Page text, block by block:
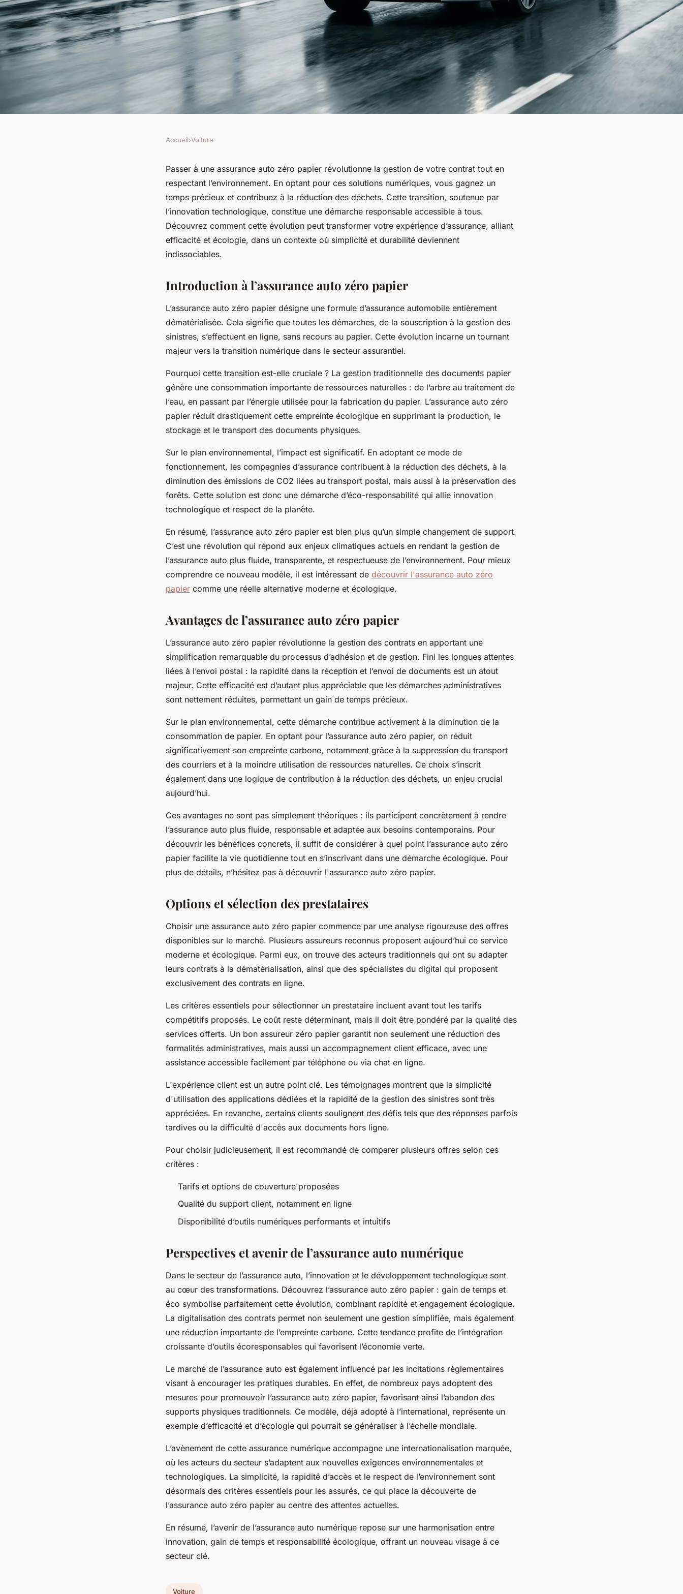
Découvrez l'assurance auto zéro
papier : gain de temps et éco
Accueil›Voiture
Passer à une assurance auto zéro papier révolutionne la gestion de votre contrat tout en
respectant l’environnement. En optant pour ces solutions numériques, vous gagnez un
temps précieux et contribuez à la réduction des déchets. Cette transition, soutenue par
l’innovation technologique, constitue une démarche responsable accessible à tous.
Découvrez comment cette évolution peut transformer votre expérience d’assurance, alliant
efficacité et écologie, dans un contexte où simplicité et durabilité deviennent
indissociables.
Introduction à l’assurance auto zéro papier
L’assurance auto zéro papier désigne une formule d’assurance automobile entièrement
dématérialisée. Cela signifie que toutes les démarches, de la souscription à la gestion des
sinistres, s’effectuent en ligne, sans recours au papier. Cette évolution incarne un tournant
majeur vers la transition numérique dans le secteur assurantiel.
Pourquoi cette transition est-elle cruciale ? La gestion traditionnelle des documents papier
génère une consommation importante de ressources naturelles : de l’arbre au traitement de
l’eau, en passant par l’énergie utilisée pour la fabrication du papier. L’assurance auto zéro
papier réduit drastiquement cette empreinte écologique en supprimant la production, le
stockage et le transport des documents physiques.
Sur le plan environnemental, l’impact est significatif. En adoptant ce mode de
fonctionnement, les compagnies d’assurance contribuent à la réduction des déchets, à la
diminution des émissions de CO2 liées au transport postal, mais aussi à la préservation des
forêts. Cette solution est donc une démarche d’éco-responsabilité qui allie innovation
technologique et respect de la planète.
En résumé, l’assurance auto zéro papier est bien plus qu’un simple changement de support.
C’est une révolution qui répond aux enjeux climatiques actuels en rendant la gestion de
l’assurance auto plus fluide, transparente, et respectueuse de l’environnement. Pour mieux
comprendre ce nouveau modèle, il est intéressant de découvrir l'assurance auto zéro
papier comme une réelle alternative moderne et écologique.
Avantages de l’assurance auto zéro papier
L’assurance auto zéro papier révolutionne la gestion des contrats en apportant une
simplification remarquable du processus d’adhésion et de gestion. Fini les longues attentes
liées à l’envoi postal : la rapidité dans la réception et l’envoi de documents est un atout
majeur. Cette efficacité est d’autant plus appréciable que les démarches administratives
sont nettement réduites, permettant un gain de temps précieux.
Sur le plan environnemental, cette démarche contribue activement à la diminution de la
consommation de papier. En optant pour l’assurance auto zéro papier, on réduit
significativement son empreinte carbone, notamment grâce à la suppression du transport
des courriers et à la moindre utilisation de ressources naturelles. Ce choix s’inscrit
également dans une logique de contribution à la réduction des déchets, un enjeu crucial
aujourd’hui.
Ces avantages ne sont pas simplement théoriques : ils participent concrètement à rendre
l’assurance auto plus fluide, responsable et adaptée aux besoins contemporains. Pour
découvrir les bénéfices concrets, il suffit de considérer à quel point l’assurance auto zéro
papier facilite la vie quotidienne tout en s’inscrivant dans une démarche écologique. Pour
plus de détails, n’hésitez pas à découvrir l'assurance auto zéro papier.
Options et sélection des prestataires
Choisir une assurance auto zéro papier commence par une analyse rigoureuse des offres
disponibles sur le marché. Plusieurs assureurs reconnus proposent aujourd’hui ce service
moderne et écologique. Parmi eux, on trouve des acteurs traditionnels qui ont su adapter
leurs contrats à la dématérialisation, ainsi que des spécialistes du digital qui proposent
exclusivement des contrats en ligne.
Les critères essentiels pour sélectionner un prestataire incluent avant tout les tarifs
compétitifs proposés. Le coût reste déterminant, mais il doit être pondéré par la qualité des
services offerts. Un bon assureur zéro papier garantit non seulement une réduction des
formalités administratives, mais aussi un accompagnement client efficace, avec une
assistance accessible facilement par téléphone ou via chat en ligne.
L'expérience client est un autre point clé. Les témoignages montrent que la simplicité
d'utilisation des applications dédiées et la rapidité de la gestion des sinistres sont très
appréciées. En revanche, certains clients soulignent des défis tels que des réponses parfois
tardives ou la difficulté d'accès aux documents hors ligne.
Pour choisir judicieusement, il est recommandé de comparer plusieurs offres selon ces
critères :
Tarifs et options de couverture proposées
Qualité du support client, notamment en ligne
Disponibilité d’outils numériques performants et intuitifs
Perspectives et avenir de l’assurance auto numérique
Dans le secteur de l’assurance auto, l’innovation et le développement technologique sont
au cœur des transformations. Découvrez l’assurance auto zéro papier : gain de temps et
éco symbolise parfaitement cette évolution, combinant rapidité et engagement écologique.
La digitalisation des contrats permet non seulement une gestion simplifiée, mais également
une réduction importante de l’empreinte carbone. Cette tendance profite de l’intégration
croissante d’outils écoresponsables qui favorisent l’économie verte.
Le marché de l’assurance auto est également influencé par les incitations règlementaires
visant à encourager les pratiques durables. En effet, de nombreux pays adoptent des
mesures pour promouvoir l’assurance auto zéro papier, favorisant ainsi l’abandon des
supports physiques traditionnels. Ce modèle, déjà adopté à l’international, représente un
exemple d’efficacité et d’écologie qui pourrait se généraliser à l’échelle mondiale.
L’avènement de cette assurance numérique accompagne une internationalisation marquée,
où les acteurs du secteur s’adaptent aux nouvelles exigences environnementales et
technologiques. La simplicité, la rapidité d’accès et le respect de l’environnement sont
désormais des critères essentiels pour les assurés, ce qui place la découverte de
l’assurance auto zéro papier au centre des attentes actuelles.
En résumé, l’avenir de l’assurance auto numérique repose sur une harmonisation entre
innovation, gain de temps et responsabilité écologique, offrant un nouveau visage à ce
secteur clé.
Voiture